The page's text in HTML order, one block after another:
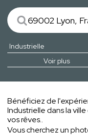
Voir plus
Bénéficiez de
Industrielle dans la
vos rêves..
Vous cherchez un